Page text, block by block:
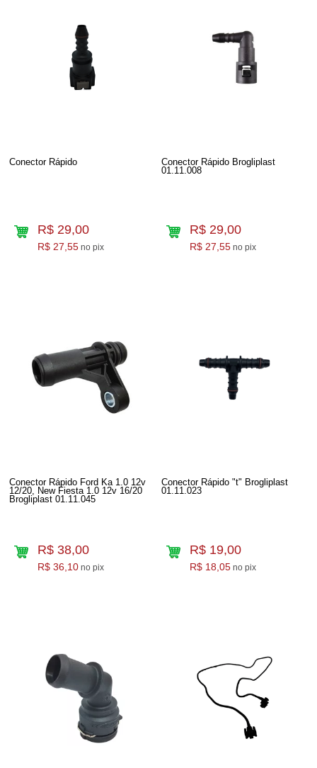
Conector Rápido
R$ 29,00
R$ 27,55 no pix
Conector Rápido Brogliplast
01.11.008
R$ 29,00
R$ 27,55 no pix
Conector Rápido Ford Ka 1.0 12v
12/20, New Fiesta 1.0 12v 16/20
Brogliplast 01.11.045
R$ 38,00
R$ 36,10 no pix
Conector Rápido "t" Brogliplast
01.11.023
R$ 19,00
R$ 18,05 no pix